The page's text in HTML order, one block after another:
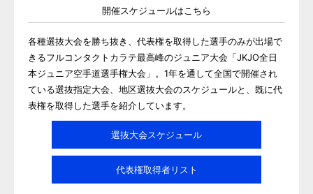
開催スケジュールはこちら
各種選抜大会を勝ち抜き、代表権を取得した選手のみが出場で
きるフルコンタクトカラテ最高峰のジュニア大会「JKJO全日
本ジュニア空手道選手権大会」。1年を通して全国で開催され
ている選抜指定大会、地区選抜大会のスケジュールと、既に代
表権を取得した選手を紹介しています。
選抜大会スケジュール
代表権取得者リスト